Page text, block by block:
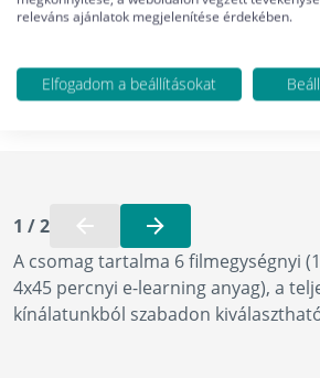
ÖSSZES SZÜKSÉGES
A csomag tartalma 6 filmegységnyi
4x45 percnyi e-learning anyag), a
kínálatunkból szabadon
1 /2
releváns ajánlatok megjelenítése érdekében.
Elfogadom a beállításokat